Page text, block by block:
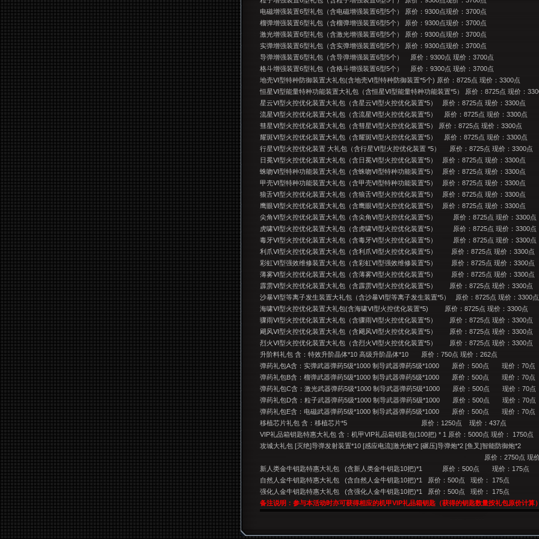
电磁增强装置6型礼包（含电磁增强装置6型5个） 原价：9300点现价：3700点
榴弹增强装置6型礼包（含榴弹增强装置6型5个） 原价：9300点现价：3700点
激光增强装置6型礼包（含激光增强装置6型5个） 原价：9300点现价：3700点
实弹增强装置6型礼包（含实弹增强装置6型5个） 原价：9300点现价：3700点
导弹增强装置6型礼包（含导弹增强装置6型5个）
原价：9300点 现价：3700点
格斗增强装置6型礼包（含格斗增强装置6型5个）
原价：9300点 现价：3700点
地壳Ⅵ型特种防御装置大礼包(含地壳Ⅵ型特种防御装置*5个) 原价：8725点 现价：3300点
恒星Ⅵ型能量特种功能装置大礼包（含恒星Ⅵ型能量特种功能装置*5） 原价：8725点 现价：
星云Ⅵ型火控优化装置大礼包（含星云Ⅵ型火控优化装置*5）
原价：8725点 现价：3300点
流星Ⅵ型火控优化装置大礼包（含流星Ⅵ型火控优化装置*5）
原价：8725点 现价：3300点
彗星Ⅵ型火控优化装置大礼包（含彗星Ⅵ型火控优化装置*5） 原价：8725点 现价：3300点
耀斑Ⅵ型火控优化装置大礼包（含耀斑Ⅵ型火控优化装置*5）
原价：8725点 现价：3300点
行星Ⅵ型火控优化装置 大礼包（含行星Ⅵ型火控优化装置 *5）
原价：8725点 现价：3300点
日冕Ⅵ型火控优化装置大礼包（含日冕Ⅵ型火控优化装置*5）
原价：8725点 现价：3300点
蛛吻Ⅵ型特种功能装置大礼包（含蛛吻Ⅵ型特种功能装置*5）
原价：8725点 现价：3300点
甲壳Ⅵ型特种功能装置大礼包（含甲壳Ⅵ型特种功能装置*5）
原价：8725点 现价：3300点
狼舌Ⅵ型火控优化装置大礼包（含狼舌Ⅵ型火控优化装置*5）
原价：8725点 现价：3300点
鹰眼Ⅵ型火控优化装置大礼包（含鹰眼Ⅵ型火控优化装置*5）
原价：8725点 现价：3300点
尖角Ⅵ型火控优化装置大礼包（含尖角Ⅵ型火控优化装置*5）
原价：8725点 现价：3300点
虎啸Ⅵ型火控优化装置大礼包（含虎啸Ⅵ型火控优化装置*5）
原价：8725点 现价：3300点
毒牙Ⅵ型火控优化装置大礼包（含毒牙Ⅵ型火控优化装置*5）
原价：8725点 现价：3300点
利爪Ⅵ型火控优化装置大礼包（含利爪Ⅵ型火控优化装置*5）
原价：8725点 现价：3300点
彩虹Ⅵ型强效维修装置大礼包（含彩虹Ⅵ型强效维修装置*5）
原价：8725点 现价：3300点
薄雾Ⅵ型火控优化装置大礼包（含薄雾Ⅵ型火控优化装置*5）
原价：8725点 现价：3300点
霹雳Ⅵ型火控优化装置大礼包（含霹雳Ⅵ型火控优化装置*5）
原价：8725点 现价：3300点
沙暴Ⅵ型等离子发生装置大礼包（含沙暴Ⅵ型等离子发生装置*5）
原价：8725点 现价：3300点
海啸Ⅵ型火控优化装置大礼包(含海啸Ⅵ型火控优化装置*5)
原价：8725点 现价：3300点
骤雨Ⅵ型火控优化装置大礼包（含骤雨Ⅵ型火控优化装置*5）
原价：8725点 现价：3300点
飓风Ⅵ型火控优化装置大礼包（含飓风Ⅵ型火控优化装置*5）
原价：8725点 现价：3300点
烈火Ⅵ型火控优化装置大礼包（含烈火Ⅵ型火控优化装置*5）
原价：8725点 现价：3300点
升阶料礼包 含：特效升阶晶体*10 高级升阶晶体*10
原价：750点 现价：262点
弹药礼包A含：实弹武器弹药5级*1000 制导武器弹药5级*1000
原价：500点
现价：70点
弹药礼包B含：榴弹武器弹药5级*1000 制导武器弹药5级*1000
原价：500点
现价：70点
弹药礼包C含：激光武器弹药5级*1000 制导武器弹药5级*1000
原价：500点
现价：70点
弹药礼包D含：粒子武器弹药5级*1000 制导武器弹药5级*1000
原价：500点
现价：70点
弹药礼包E含：电磁武器弹药5级*1000 制导武器弹药5级*1000
原价：500点
现价：70点
移植芯片礼包 含：移植芯片*5
原价：1250点
现价：437点
VIP礼品箱钥匙特惠大礼包 含：机甲VIP礼品箱钥匙包(100把) * 1 原价：5000点 现价： 1750点
攻城大礼包 [灭绝]导弹发射装置*10 [感应电流]激光炮*2 [碾压]导弹炮*2 [鱼叉]智能防御炮*2
原价：2750点 现
新人类金牛钥匙特惠大礼包(含新人类金牛钥匙10把)*1 原价：500点
现价：175点
自然人金牛钥匙特惠大礼包(含自然人金牛钥匙10把)*1 原价：500点
现价： 175点
强化人金牛钥匙特惠大礼包(含强化人金牛钥匙10把)*1 原价：500点
现价： 175点
备注说明：参与本活动时亦可获得相应的机甲VIP礼品箱钥匙（获得的钥匙数量按礼包原价计算